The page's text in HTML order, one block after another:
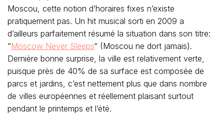
Moscou, cette notion d’horaires fixes n’existe
pratiquement pas. Un hit musical sorti en 2009 a
d’ailleurs parfaitement résumé la situation dans son titre:
“Moscow Never Sleeps“ (Moscou ne dort jamais).
Dernière bonne surprise, la ville est relativement verte,
puisque près de 40% de sa surface est composée de
parcs et jardins, c’est nettement plus que dans nombre
de villes européennes et réellement plaisant surtout
pendant le printemps et l’été.